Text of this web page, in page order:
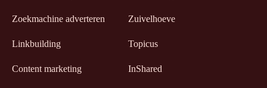
Zoekmachine adverteren
Linkbuilding
Content marketing
Zuivelhoeve
Topicus
InShared